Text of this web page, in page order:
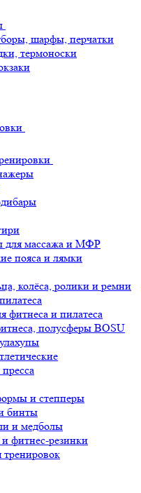
шарфы, перчатки
термоноски
для массажа и МФР
пояса и лямки
колёса, ролики и ремни
фитнеса и пилатеса
полусферы BOSU
и степперы
бинты
и медболы
фитнес-резинки